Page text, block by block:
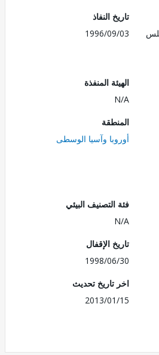
تاريخ النفاذ
1996/09/03
الهيئة المنفذة
أوروبا وآسيا الوسطى
فئة التصنيف البيئي
تاريخ الإقفال
1998/06/30
اخر تاريخ تحديث
2013/01/15